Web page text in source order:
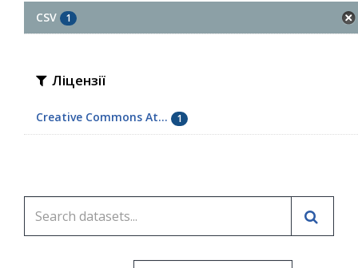
CSV 1
Ліцензії
Creative Commons At... 1